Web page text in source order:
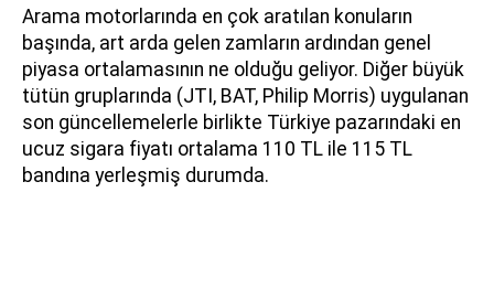
Arama motorlarında en çok aratılan konuların
başında, art arda gelen zamların ardından genel
piyasa ortalamasının ne olduğu geliyor. Diğer büyük
tütün gruplarında (JTI, BAT, Philip Morris) uygulanan
son güncellemelerle birlikte Türkiye pazarındaki en
ucuz sigara fiyatı ortalama 110 TL ile 115 TL
bandına yerleşmiş durumda.